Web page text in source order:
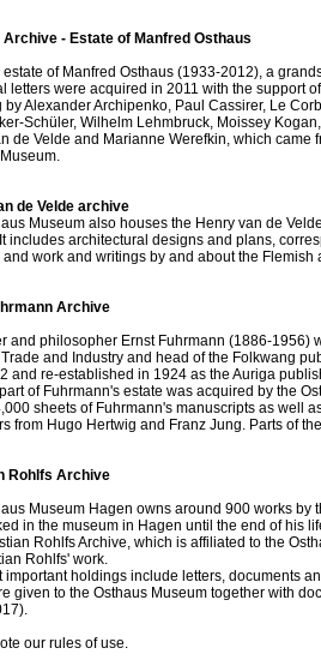
Archive - Estate of Manfred Osthaus
estate of Manfred Osthaus (1933-2012), a
letters were acquired in 2011 with the support
by Alexander Archipenko, Paul Cassirer, Le
Schüler, Wilhelm Lehmbruck, Moissey
de Velde and Marianne Werefkin, which
de Velde archive
Museum also houses the Henry van de
includes architectural designs and plans,
and work and writings by and about the Flemish
Archive
and philosopher Ernst Fuhrmann (1886-1956)
Trade and Industry and head of the Folkwang
and re-established in 1924 as the Auriga
of Fuhrmann's estate was acquired by the
sheets of Fuhrmann's manuscripts as well
from Hugo Hertwig and Franz Jung. Parts of
Rohlfs Archive
Museum Hagen owns around 900 works by
in the museum in Hagen until the end of his
Rohlfs Archive, which is affiliated to the
Rohlfs' work.
important holdings include letters, documents
given to the Osthaus Museum together with
our rules of use.